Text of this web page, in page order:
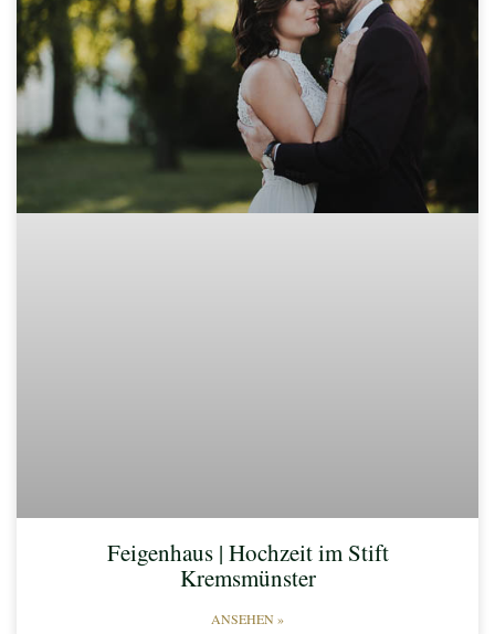
Feigenhaus | Hochzeit im Stift
Kremsmünster
ANSEHEN »